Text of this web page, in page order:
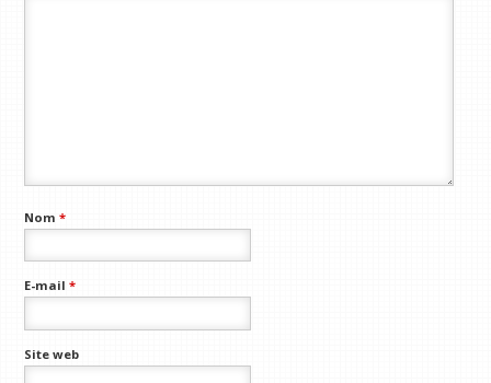
Nom*
E-mail*
Site web